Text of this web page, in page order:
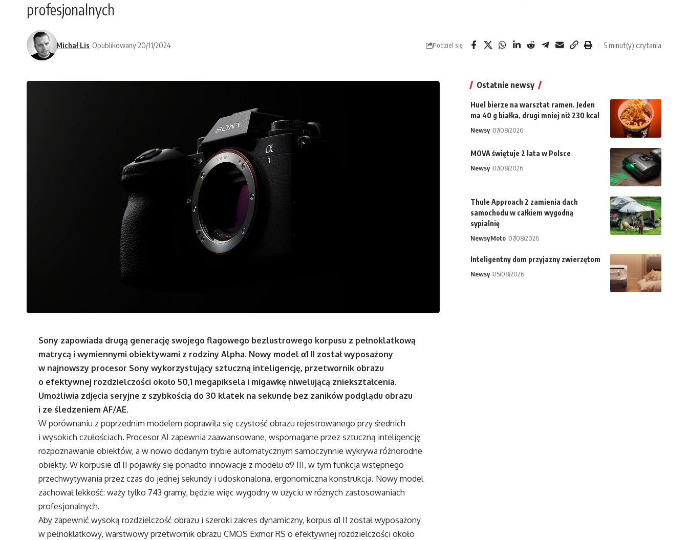
profesjonalnych
Michał Lis Opublikowany 20/11/2024 Podziel się 5 minut(y) czytania
Sony zapowiada drugą generację swojego flagowego bezlustrowego korpusu z pełnoklatkową
matrycą i wymiennymi obiektywami z rodziny Alpha. Nowy model α1 II został wyposażony
w najnowszy procesor Sony wykorzystujący sztuczną inteligencję, przetwornik obrazu
o efektywnej rozdzielczości około 50,1 megapiksela i migawkę niwelującą zniekształcenia.
Umożliwia zdjęcia seryjne z szybkością do 30 klatek na sekundę bez zaników podglądu obrazu
i ze śledzeniem AF/AE.
W porównaniu z poprzednim modelem poprawiła się czystość obrazu rejestrowanego przy średnich
i wysokich czułościach. Procesor AI zapewnia zaawansowane, wspomagane przez sztuczną inteligencję
rozpoznawanie obiektów, a w nowo dodanym trybie automatycznym samoczynnie wykrywa różnorodne
obiekty. W korpusie α1 II pojawiły się ponadto innowacje z modelu α9 III, w tym funkcja wstępnego
przechwytywania przez czas do jednej sekundy i udoskonalona, ergonomiczna konstrukcja. Nowy model
zachował lekkość: waży tylko 743 gramy, będzie więc wygodny w użyciu w różnych zastosowaniach
profesjonalnych.
Aby zapewnić wysoką rozdzielczość obrazu i szeroki zakres dynamiczny, korpus α1 II został wyposażony
w pełnoklatkowy, warstwowy przetwornik obrazu CMOS Exmor RS o efektywnej rozdzielczości około
Ostatnie newsy
Huel bierze na warsztat ramen. Jeden
ma 40 g białka, drugi mniej niż 230 kcal
Newsy 07/08/2026
MOVA świętuje 2 lata w Polsce
Newsy 07/08/2026
Thule Approach 2 zamienia dach
samochodu w całkiem wygodną
sypialnię
NewsyMoto 07/08/2026
Inteligentny dom przyjazny zwierzętom
Newsy 05/08/2026